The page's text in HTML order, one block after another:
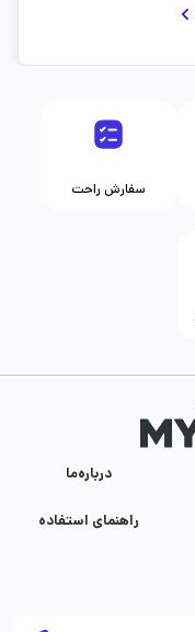
سفارش راحت
درباره‌ما
راهنمای استفاده